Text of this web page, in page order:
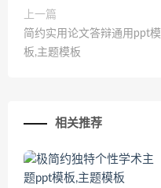
上一篇
简约实用论文答辩通用ppt模
板,主题模板
相关推荐